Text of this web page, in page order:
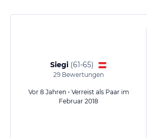
Siegi (61-65)
29 Bewertungen
Vor 8 Jahren • Verreist als Paar im
Februar 2018